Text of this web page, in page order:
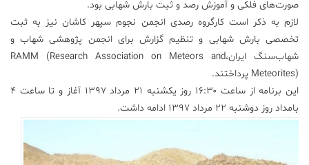
هنری
صورت‌های فلکی و آموزش رصد و ثبت بارش شهابی بود.
لازم به ذکر است کارگروه رصدی انجمن نجوم سپهر کاشان نیز به ثبت
تخصصی بارش شهابی و تنظیم گزارش برای انجمن پژوهشی شهاب و
شهاب‌سنگ ایران،RAMM (Research Association on Meteors and
Meteorites) پرداختند.
این برنامه از ساعت ۱۶:۳۰ روز یکشنبه ۲۱ مرداد ۱۳۹۷ آغاز و تا ساعت ۴
بامداد روز دوشنبه ۲۲ مرداد ۱۳۹۷ ادامه داشت.